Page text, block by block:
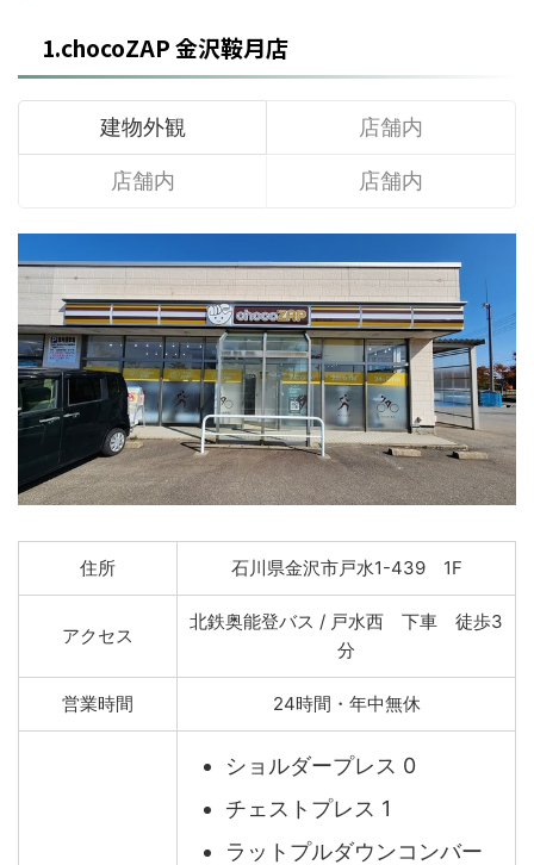
1.chocoZAP 金沢鞍月店
建物外観 店舗内
店舗内 店舗内
住所 石川県金沢市戸水1-439 1F
アクセス
北鉄奥能登バス / 戸水西 下車 徒歩3
分
営業時間 24時間・年中無休
ショルダープレス 0
チェストプレス 1
ラットプルダウンコンバー